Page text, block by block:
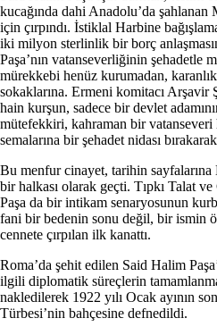
kucağında dahi Anadolu’da
için çırpındı. İstiklal Harbine
iki milyon sterlinlik bir borç
Paşa’nın vatanseverliğinin şehadetle
mürekkebi henüz kurumadan,
sokaklarına. Ermeni komitacı Arşavir
hain kurşun, sadece bir devlet
mütefekkiri, kahraman bir vatanseveri
semalarına bir şehadet nidası
Bu menfur cinayet, tarihin sayfalarına
bir halkası olarak geçti. Tıpkı Talat
Paşa da bir intikam senaryosunun
fani bir bedenin sonu değil, bir ismin
cennete çırpılan ilk kanattı.
Roma’da şehit edilen Said Halim
ilgili diplomatik süreçlerin
nakledilerek 1922 yılı Ocak ayının
Türbesi’nin bahçesine defnedildi.